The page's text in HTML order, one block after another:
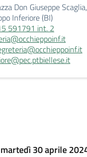
Don Giuseppe
Inferiore (BI)
591791 int. 2
martedì 30 aprile